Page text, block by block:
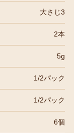
大さじ3
2本
5g
1/2パック
1/2パック
6個